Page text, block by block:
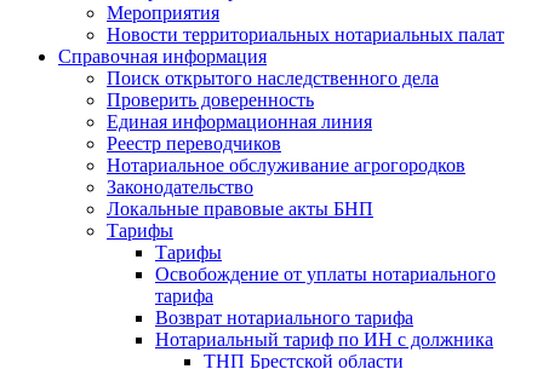
Мероприятия
Новости территориальных нотариальных палат
Справочная информация
Поиск открытого наследственного дела
Проверить доверенность
Единая информационная линия
Реестр переводчиков
Нотариальное обслуживание агрогородков
Законодательство
Локальные правовые акты БНП
Тарифы
Тарифы
Освобождение от уплаты нотариального
тарифа
Возврат нотариального тарифа
Нотариальный тариф по ИН с должника
ТНП Брестской области